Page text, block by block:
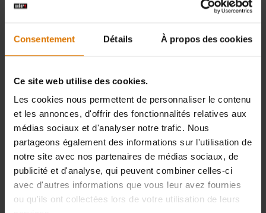
Consentement Détails À propos des cookies
Ce site web utilise des cookies.
Les cookies nous permettent de personnaliser le contenu
et les annonces, d'offrir des fonctionnalités relatives aux
médias sociaux et d'analyser notre trafic. Nous
partageons également des informations sur l'utilisation de
notre site avec nos partenaires de médias sociaux, de
publicité et d'analyse, qui peuvent combiner celles-ci
avec d'autres informations que vous leur avez fournies
ou qu'ils ont collectées lors de votre utilisation de leurs